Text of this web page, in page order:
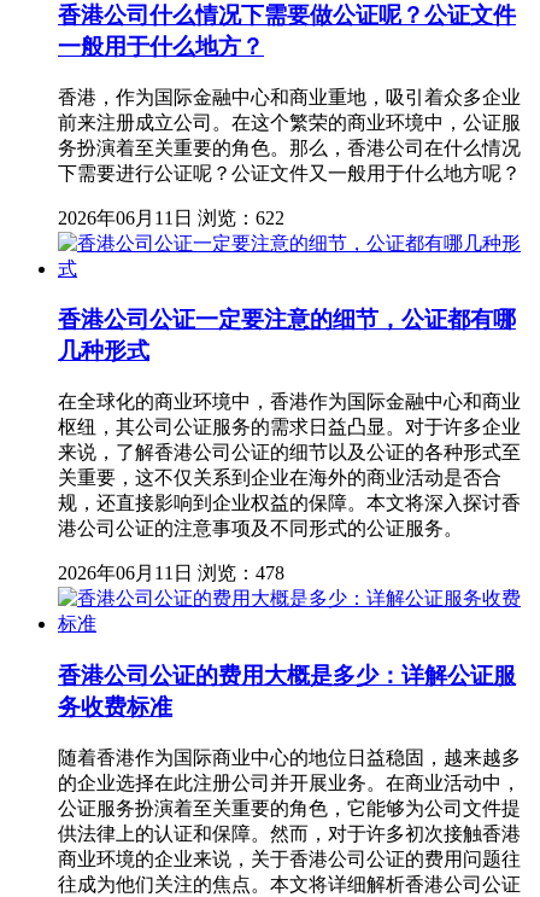
香港公司什么情况下需要做公证呢？公证文件
一般用于什么地方？
香港，作为国际金融中心和商业重地，吸引着众多企业
前来注册成立公司。在这个繁荣的商业环境中，公证服
务扮演着至关重要的角色。那么，香港公司在什么情况
下需要进行公证呢？公证文件又一般用于什么地方呢？
2026年06月11日 浏览：622
香港公司公证一定要注意的细节，公证都有哪
几种形式
在全球化的商业环境中，香港作为国际金融中心和商业
枢纽，其公司公证服务的需求日益凸显。对于许多企业
来说，了解香港公司公证的细节以及公证的各种形式至
关重要，这不仅关系到企业在海外的商业活动是否合
规，还直接影响到企业权益的保障。本文将深入探讨香
港公司公证的注意事项及不同形式的公证服务。
2026年06月11日 浏览：478
香港公司公证的费用大概是多少：详解公证服
务收费标准
随着香港作为国际商业中心的地位日益稳固，越来越多
的企业选择在此注册公司并开展业务。在商业活动中，
公证服务扮演着至关重要的角色，它能够为公司文件提
供法律上的认证和保障。然而，对于许多初次接触香港
商业环境的企业来说，关于香港公司公证的费用问题往
往成为他们关注的焦点。本文将详细解析香港公司公证